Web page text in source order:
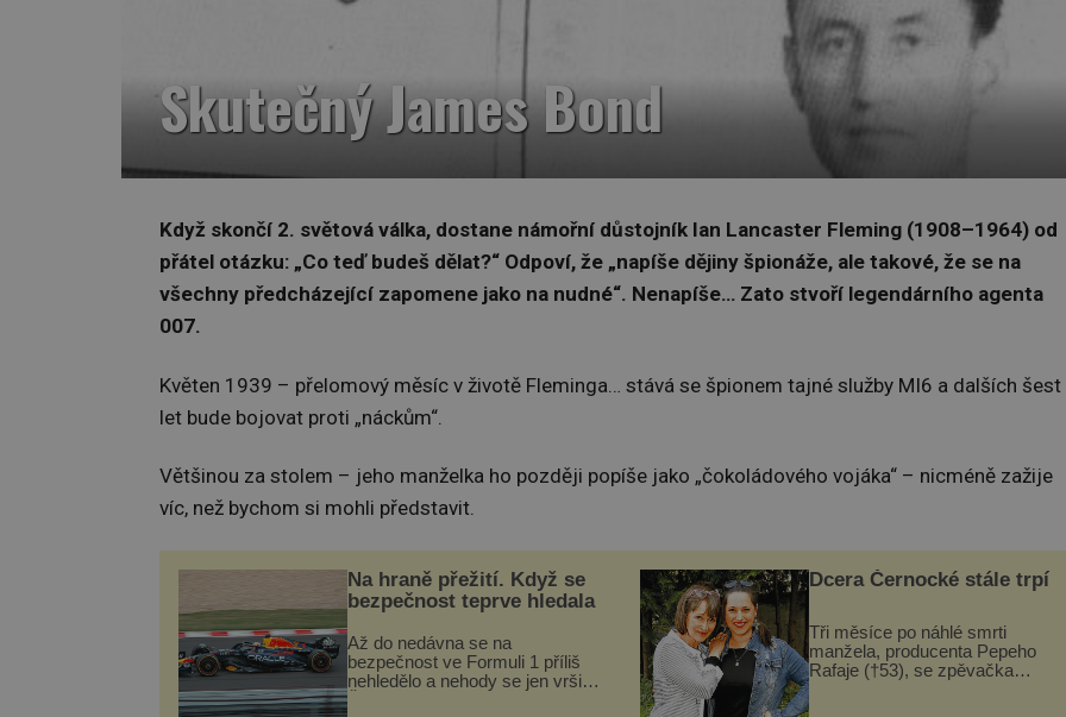
Skutečný James Bond
Když skončí 2. světová válka, dostane námořní důstojník Ian Lancaster Fleming (1908–1964) od
přátel otázku: „Co teď budeš dělat?“ Odpoví, že „napíše dějiny špionáže, ale takové, že se na
všechny předcházející zapomene jako na nudné“. Nenapíše… Zato stvoří legendárního agenta
007.
Květen 1939 – přelomový měsíc v životě Fleminga… stává se špionem tajné služby MI6 a dalších šest
let bude bojovat proti „náckům“.
Většinou za stolem – jeho manželka ho později popíše jako „čokoládového vojáka“ – nicméně zažije
víc, než bychom si mohli představit.
Na hraně přežití. Když se
bezpečnost teprve hledala
Až do nedávna se na
bezpečnost ve Formuli 1 příliš
nehledělo a nehody se jen vršily.
Dcera Černocké stále trpí
Tři měsíce po náhlé smrti
manžela, producenta Pepeho
Rafaje (†53), se zpěvačka